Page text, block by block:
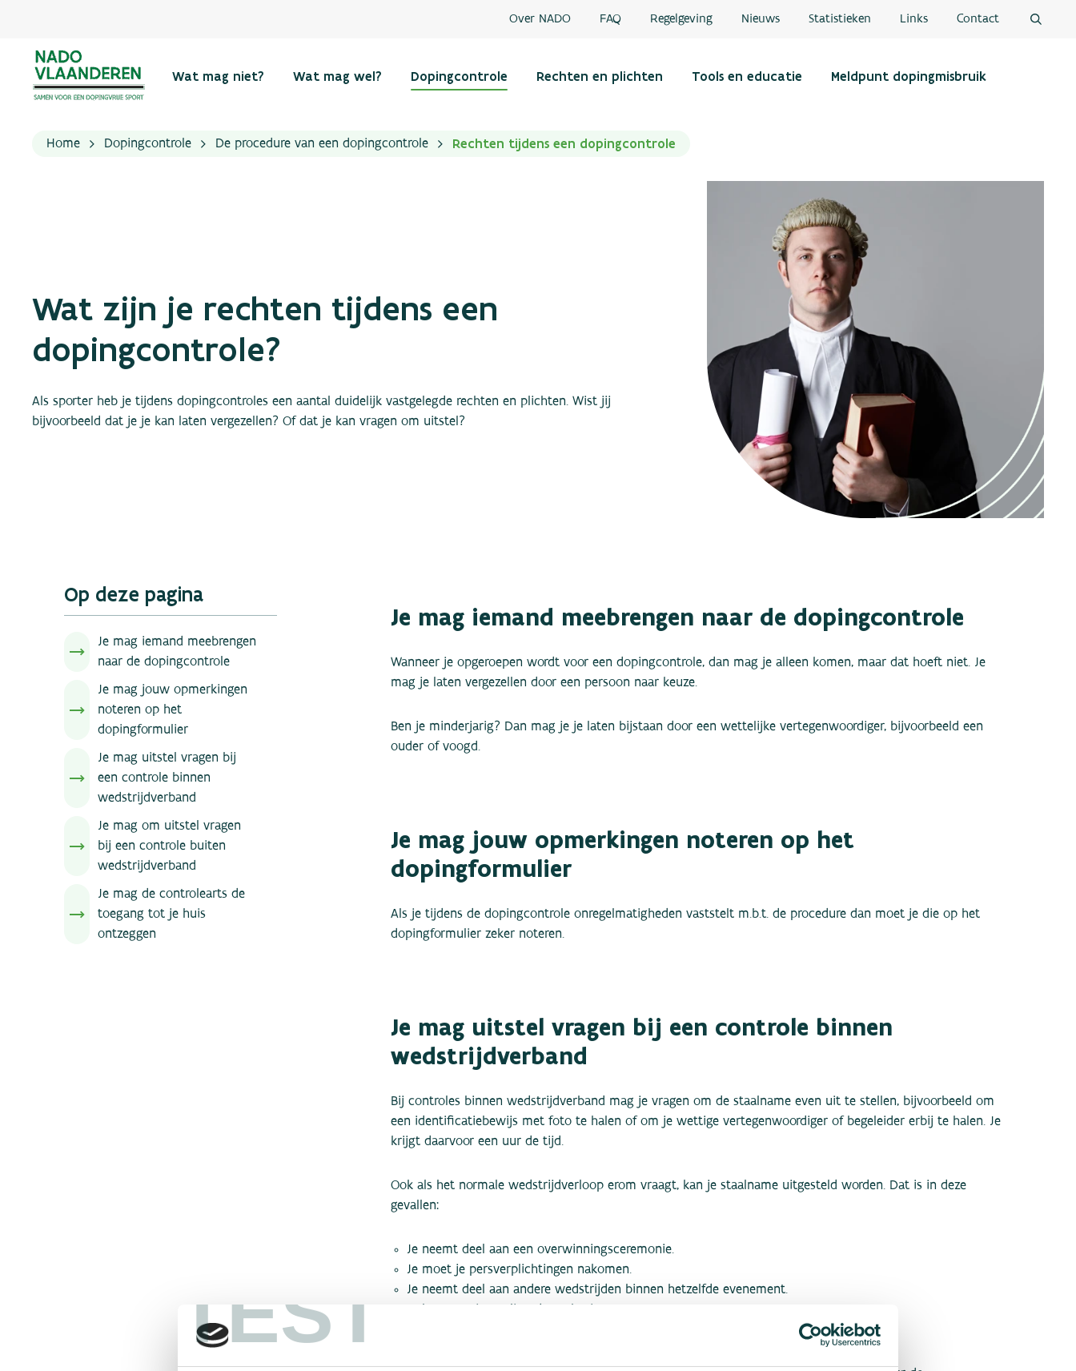
TEST
Over NADO FAQ Regelgeving Nieuws Statistieken Links Contact
Wat mag niet? Wat mag wel? Dopingcontrole Rechten en plichten Tools en educatie Meldpunt dopingmisbruik
Home Dopingcontrole De procedure van een dopingcontrole Rechten tijdens een dopingcontrole
Wat zijn je rechten tijdens een
dopingcontrole?
Als sporter heb je tijdens dopingcontroles een aantal duidelijk vastgelegde rechten en plichten. Wist jij
bijvoorbeeld dat je je kan laten vergezellen? Of dat je kan vragen om uitstel?
Op deze pagina
Je mag iemand meebrengen
naar de dopingcontrole
Je mag jouw opmerkingen
noteren op het
dopingformulier
Je mag uitstel vragen bij
een controle binnen
wedstrijdverband
Je mag om uitstel vragen
bij een controle buiten
wedstrijdverband
Je mag de controlearts de
toegang tot je huis
ontzeggen
Je mag iemand meebrengen naar de dopingcontrole
Wanneer je opgeroepen wordt voor een dopingcontrole, dan mag je alleen komen, maar dat hoeft niet. Je
mag je laten vergezellen door een persoon naar keuze.
Ben je minderjarig? Dan mag je je laten bijstaan door een wettelijke vertegenwoordiger, bijvoorbeeld een
ouder of voogd.
Je mag jouw opmerkingen noteren op het
dopingformulier
Als je tijdens de dopingcontrole onregelmatigheden vaststelt m.b.t. de procedure dan moet je die op het
dopingformulier zeker noteren.
Je mag uitstel vragen bij een controle binnen
wedstrijdverband
Bij controles binnen wedstrijdverband mag je vragen om de staalname even uit te stellen, bijvoorbeeld om
een identificatiebewijs met foto te halen of om je wettige vertegenwoordiger of begeleider erbij te halen. Je
krijgt daarvoor een uur de tijd.
Ook als het normale wedstrijdverloop erom vraagt, kan je staalname uitgesteld worden. Dat is in deze
gevallen:
Je neemt deel aan een overwinningsceremonie.
Je moet je persverplichtingen nakomen.
Je neemt deel aan andere wedstrijden binnen hetzelfde evenement.